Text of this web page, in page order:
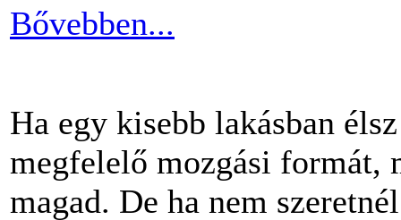
Bővebben...
Ha egy kisebb lakásban
megfelelő mozgási formát,
magad. De ha nem